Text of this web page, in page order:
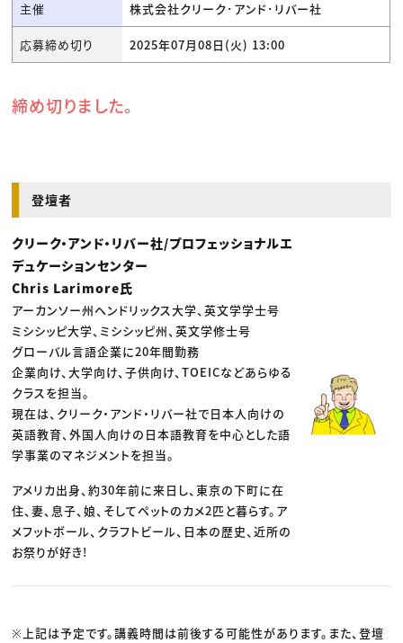
主催 株式会社クリーク･アンド･リバー社
応募締め切り 2025年07月08日(火) 13:00
締め切りました。
登壇者
クリーク・アンド・リバー社/プロフェッショナルエ
デュケーションセンター
Chris Larimore氏
アーカンソー州ヘンドリックス大学、英文学学士号
ミシシッピ大学、ミシシッピ州、英文学修士号
グローバル言語企業に20年間勤務
企業向け、大学向け、子供向け、TOEICなどあらゆる
クラスを担当。
現在は、クリーク・アンド・リバー社で日本人向けの
英語教育、外国人向けの日本語教育を中心とした語
学事業のマネジメントを担当。
アメリカ出身、約30年前に来日し、東京の下町に在
住、妻、息子、娘、そしてペットのカメ2匹と暮らす。ア
メフットボール、クラフトビール、日本の歴史、近所の
お祭りが好き!
※上記は予定です。講義時間は前後する可能性があります。また、登壇